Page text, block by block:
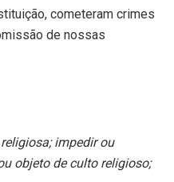
cometeram crimes
de nossas
impedir ou
objeto de culto religioso;